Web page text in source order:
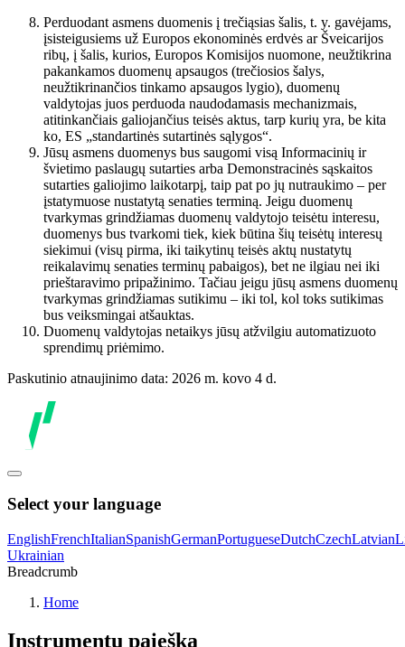
Perduodant asmens duomenis į trečiąsias šalis, t. y. gavėjams,
įsisteigusiems už Europos ekonominės erdvės ar Šveicarijos
ribų, į šalis, kurios, Europos Komisijos nuomone, neužtikrina
pakankamos duomenų apsaugos (trečiosios šalys,
neužtikrinančios tinkamo apsaugos lygio), duomenų
valdytojas juos perduoda naudodamasis mechanizmais,
atitinkančiais galiojančius teisės aktus, tarp kurių yra, be kita
ko, ES „standartinės sutartinės sąlygos“.
Jūsų asmens duomenys bus saugomi visą Informacinių ir
švietimo paslaugų sutarties arba Demonstracinės sąskaitos
sutarties galiojimo laikotarpį, taip pat po jų nutraukimo – per
įstatymuose nustatytą senaties terminą. Jeigu duomenų
tvarkymas grindžiamas duomenų valdytojo teisėtu interesu,
duomenys bus tvarkomi tiek, kiek būtina šių teisėtų interesų
siekimui (visų pirma, iki taikytinų teisės aktų nustatytų
reikalavimų senaties terminų pabaigos), bet ne ilgiau nei iki
prieštaravimo pripažinimo. Tačiau jeigu jūsų asmens duomenų
tvarkymas grindžiamas sutikimu – iki tol, kol toks sutikimas
bus veiksmingai atšauktas.
Duomenų valdytojas netaikys jūsų atžvilgiu automatizuoto
sprendimų priėmimo.
Paskutinio atnaujinimo data: 2026 m. kovo 4 d.
Select your language
EnglishFrenchItalianSpanishGermanPortugueseDutchCzechLatvian
Ukrainian
Breadcrumb
Home
Instrumentų paieška